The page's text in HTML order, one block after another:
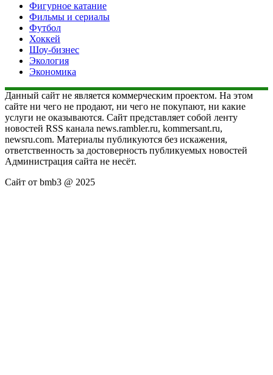
Фигурное катание
Фильмы и сериалы
Футбол
Хоккей
Шоу-бизнес
Экология
Экономика
Данный сайт не является коммерческим проектом. На этом
сайте ни чего не продают, ни чего не покупают, ни какие
услуги не оказываются. Сайт представляет собой ленту
новостей RSS канала news.rambler.ru, kommersant.ru,
newsru.com. Материалы публикуются без искажения,
ответственность за достоверность публикуемых новостей
Администрация сайта не несёт.
Сайт от bmb3 @ 2025